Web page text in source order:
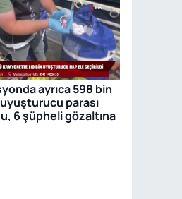
ayrıca 598 bin
parası
6 şüpheli gözaltına